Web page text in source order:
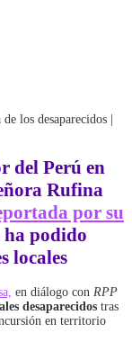
los desaparecidos |
del Perú en
Rufina
por su
podido
locales
en diálogo con RPP
desaparecidos tras
en territorio